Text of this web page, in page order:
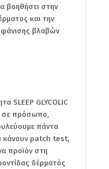
βοηθήσει στην
και την
βλαβών
SLEEP GLYCOLIC
σε πρόσωπο,
πάντα
κάνουν patch test,
προϊόν στη
δέρματός